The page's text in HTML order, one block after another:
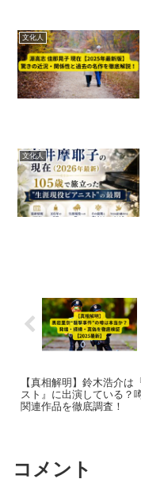
文化人
文化人
【真相解明】鈴木浩介は
スト』に出演している？
関連作品を徹底調査！
コメント